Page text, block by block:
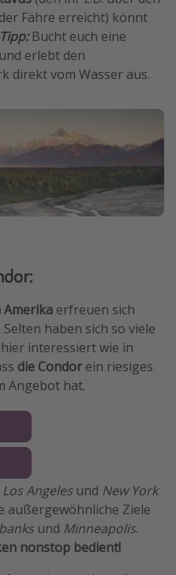
Fähre erreicht) könnt
Bucht euch eine
und erlebt den
direkt vom Wasser aus.
erfreuen sich
haben sich so viele
interessiert wie in
die Condor ein riesiges
Angebot hat.
Angeles und New York
außergewöhnliche Ziele
und Minneapolis.
nonstop bedient!